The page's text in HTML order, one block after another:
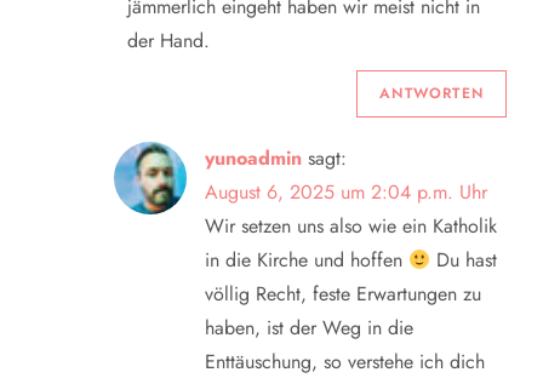
jämmerlich eingeht haben wir meist nicht in
der Hand.
ANTWORTEN
yunoadmin sagt:
August 6, 2025 um 2:04 p.m. Uhr
Wir setzen uns also wie ein Katholik
in die Kirche und hoffen
Du hast
völlig Recht, feste Erwartungen zu
haben, ist der Weg in die
Enttäuschung, so verstehe ich dich